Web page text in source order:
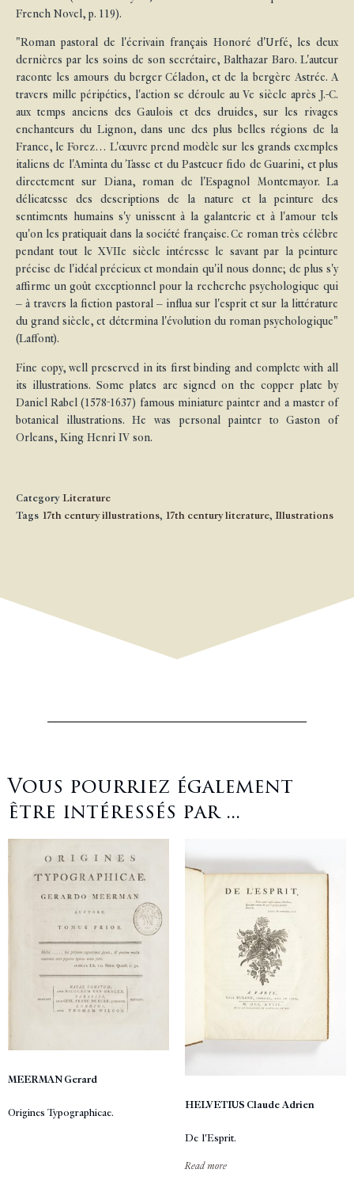
French Novel, p. 119).
"Roman pastoral de l'écrivain français Honoré d'Urfé, les deux
dernières par les soins de son secrétaire, Balthazar Baro. L'auteur
raconte les amours du berger Céladon, et de la bergère Astrée. A
travers mille péripéties, l'action se déroule au Ve siècle après J.-C.
aux temps anciens des Gaulois et des druides, sur les rivages
enchanteurs du Lignon, dans une des plus belles régions de la
France, le Forez… L'œuvre prend modèle sur les grands exemples
italiens de l'Aminta du Tasse et du Pasteuer fido de Guarini, et plus
directement sur Diana, roman de l'Espagnol Montemayor. La
délicatesse des descriptions de la nature et la peinture des
sentiments humains s'y unissent à la galanterie et à l'amour tels
qu'on les pratiquait dans la société française. Ce roman très célèbre
pendant tout le XVIIe siècle intéresse le savant par la peinture
précise de l'idéal précieux et mondain qu'il nous donne; de plus s'y
affirme un goût exceptionnel pour la recherche psychologique qui
– à travers la fiction pastoral – influa sur l'esprit et sur la littérature
du grand siècle, et détermina l'évolution du roman psychologique"
(Laffont).
Fine copy, well preserved in its first binding and complete with all
its illustrations. Some plates are signed on the copper plate by
Daniel Rabel (1578-1637) famous miniature painter and a master of
botanical illustrations. He was personal painter to Gaston of
Orleans, King Henri IV son.
Category Literature
Tags 17th century illustrations, 17th century literature, Illustrations
Vous pourriez également
être intéressés par ...
MEERMAN Gerard
Origines Typographicae.
HELVETIUS Claude Adrien
De l'Esprit.
Read more